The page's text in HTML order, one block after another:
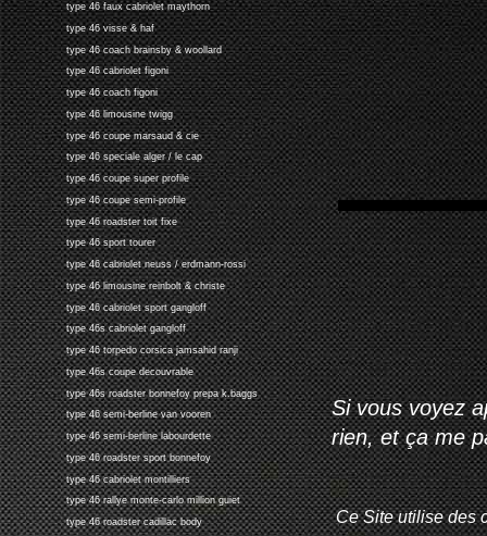
type 46 faux cabriolet maythorn
type 46 visse & haf
type 46 coach brainsby & woollard
type 46 cabriolet figoni
type 46 coach figoni
type 46 limousine twigg
type 46 coupe marsaud & cie
type 46 speciale alger / le cap
type 46 coupe super profile
type 46 coupe semi-profile
type 46 roadster toit fixe
type 46 sport tourer
type 46 cabriolet neuss / erdmann-rossi
type 46 limousine reinbolt & christe
type 46 cabriolet sport gangloff
type 46s cabriolet gangloff
type 46 torpedo corsica jamsahid ranji
type 46s coupe decouvrable
type 46s roadster bonnefoy prepa k.baggs
type 46 semi-berline van vooren
type 46 semi-berline labourdette
type 46 roadster sport bonnefoy
type 46 cabriolet montilliers
type 46 rallye monte-carlo million guiet
type 46 roadster cadillac body
Si vous voyez
rien, et ça me
Ce Site utilise des